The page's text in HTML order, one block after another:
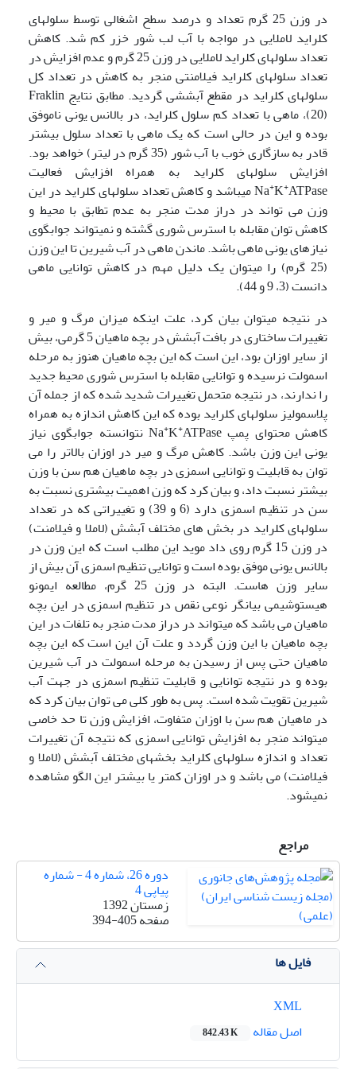
در وزن 25 گرم تعداد و درصد سطح اشغالی توسط سلولهای
کلراید لاملایی در مواجه با آب لب شور خزر کم شد. کاهش
تعداد سلولهای کلراید لاملایی در وزن 25 گرم و عدم افزایش در
تعداد سلولهای کلراید فیلامنتی منجر به کاهش در تعداد کل
سلول­های کلراید در مقطع آبششی گردید. مطابق نتایج Fraklin
(20)، ماهی با تعداد کم سلول کلراید، در بالانس یونی ناموفق
بوده و این در حالی است که یک ماهی با تعداد سلول بیشتر
قادر به سازگاری خوب با آب شور (35 گرم در لیتر) خواهد بود.
افزایش سلولهای کلراید به همراه افزایش فعالیت
Na+K+
ATPase می­باشد و کاهش تعداد سلولهای کلراید در این
وزن می تواند در دراز مدت منجر به عدم تطابق با محیط و
کاهش توان مقابله با استرس شوری گشته و نمی­تواند جوابگوی
نیازهای یونی ماهی باشد. ماندن ماهی در آب شیرین تا این وزن
(25 گرم) را می­توان یک دلیل مهم در کاهش توانایی ماهی
دانست (3، 9 و 44).
در نتیجه می­توان بیان کرد، علت اینکه میزان مرگ و میر و
تغییرات ساختاری در بافت آبشش در بچه ماهیان 5 گرمی، بیش
از سایر اوزان بود، این است که این بچه ماهیان هنوز به مرحله
اسمولت نرسیده و توانایی مقابله با استرس شوری محیط جدید
را ندارند، در نتیجه متحمل تغییرات شدید شده که از جمله آن
پلاسمولیز سلولهای کلراید بوده که این کاهش اندازه به همراه
کاهش محتوای پمپ Na
+K+
ATPase نتوانسته جوابگوی نیاز
یونی این وزن باشد. کاهش مرگ و میر در اوزان بالاتر را می
توان به قابلیت و توانایی اسمزی در بچه ماهیان هم سن با وزن
بیشتر نسبت داد، و بیان کرد که وزن اهمیت بیشتری نسبت به
سن در تنظیم اسمزی دارد (6 و 39) و تغییراتی که در تعداد
سلولهای کلراید در بخش های مختلف آبشش (لاملا و فیلامنت)
در وزن 15 گرم روی داد موید این مطلب است که این وزن در
بالانس یونی موفق بوده است و توانایی تنظیم اسمزی آن بیش از
سایر وزن هاست. البته در وزن 25 گرم، مطالعه ایمونو
هیستوشیمی بیانگر نوعی نقص در تنظیم اسمزی در این بچه
ماهیان می باشد که می­تواند در دراز مدت منجر به تلفات در این
بچه ماهیان با این وزن گردد و علت آن این است که این بچه
ماهیان حتی پس از رسیدن به مرحله اسمولت در آب شیرین
بوده و در نتیجه توانایی و قابلیت تنظیم اسمزی در جهت آب
شیرین تقویت شده است. پس به طور کلی می توان بیان کرد که
در ماهیان هم سن با اوزان متفاوت، افزایش وزن تا حد خاصی
می­تواند منجر به افزایش توانایی اسمزی که نتیجه آن تغییرات
تعداد و اندازه سلولهای کلراید بخشهای مختلف آبشش (لاملا و
فیلامنت) می باشد و در اوزان کمتر یا بیشتر این الگو مشاهده
نمی­شود.
مراجع
دوره 26، شماره 4 - شماره
پیاپی 4
زمستان 1392
صفحه394-405
فایل ها
اصل مقاله
842.43 K